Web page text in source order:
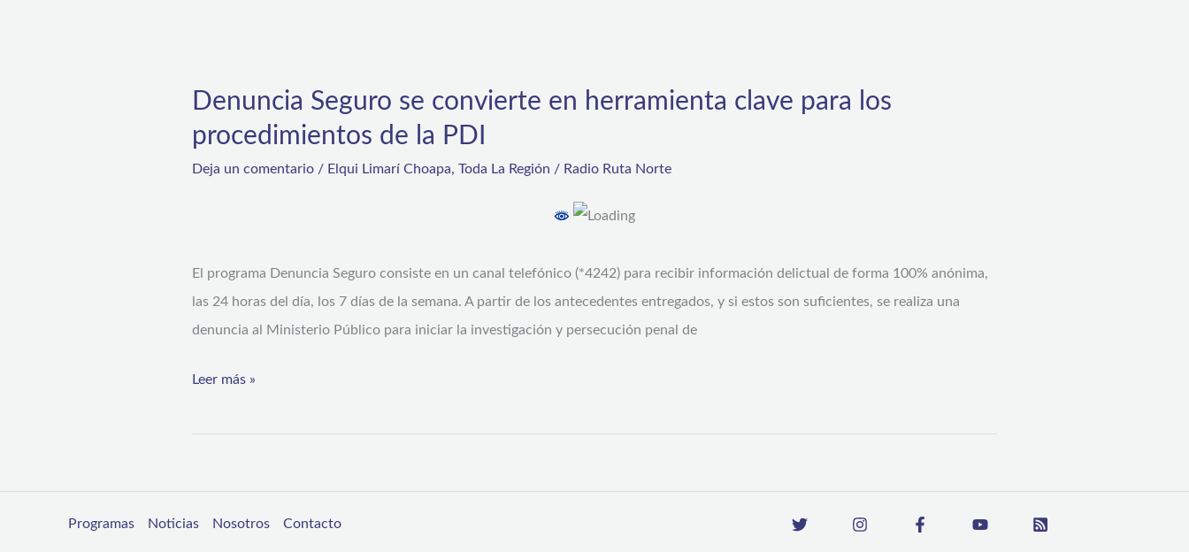
Denuncia Seguro se convierte en herramienta clave para los
procedimientos de la PDI
Deja un comentario / Elqui Limarí Choapa, Toda La Región / Radio Ruta Norte
El programa Denuncia Seguro consiste en un canal telefónico (*4242) para recibir información delictual de forma 100% anónima,
las 24 horas del día, los 7 días de la semana. A partir de los antecedentes entregados, y si estos son suficientes, se realiza una
denuncia al Ministerio Público para iniciar la investigación y persecución penal de
se
convierte
en
los
procedimientos
de
PDI
Leer más »
Programas Noticias Nosotros Contacto